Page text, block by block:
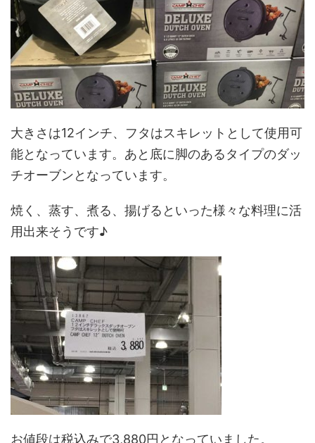
大きさは12インチ、フタはスキレットとして使用可
能となっています。あと底に脚のあるタイプのダッ
チオーブンとなっています。
焼く、蒸す、煮る、揚げるといった様々な料理に活
用出来そうです♪
お値段は税込みで3,880円となっていました。